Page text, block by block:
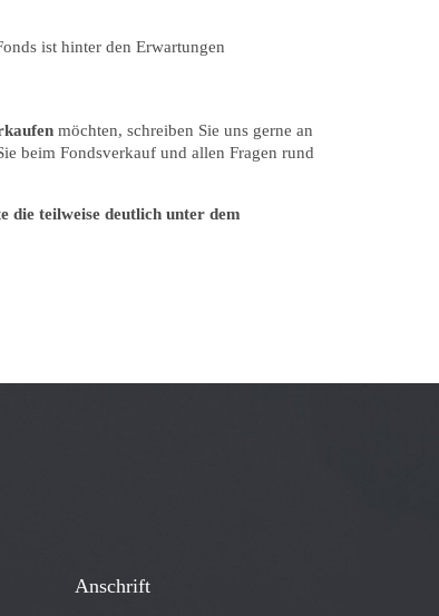
ist hinter den Erwartungen
möchten, schreiben Sie uns gerne an
beim Fondsverkauf und allen Fragen rund
die teilweise deutlich unter dem
Anschrift